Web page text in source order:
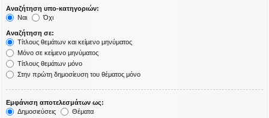
Αναζήτηση υπο-κατηγοριών:
Ναι
Όχι
Αναζήτηση σε:
Τίτλους θεμάτων και κείμενο μηνύματος
Μόνο σε κείμενο μηνύματος
Τίτλους θεμάτων μόνο
Στην πρώτη δημοσίευση του θέματος μόνο
Εμφάνιση αποτελεσμάτων ως:
Δημοσιεύσεις
Θέματα